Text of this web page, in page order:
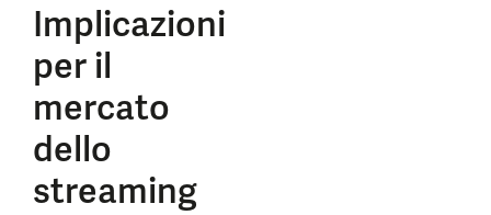
Implicazioni
per il
mercato
dello
streaming